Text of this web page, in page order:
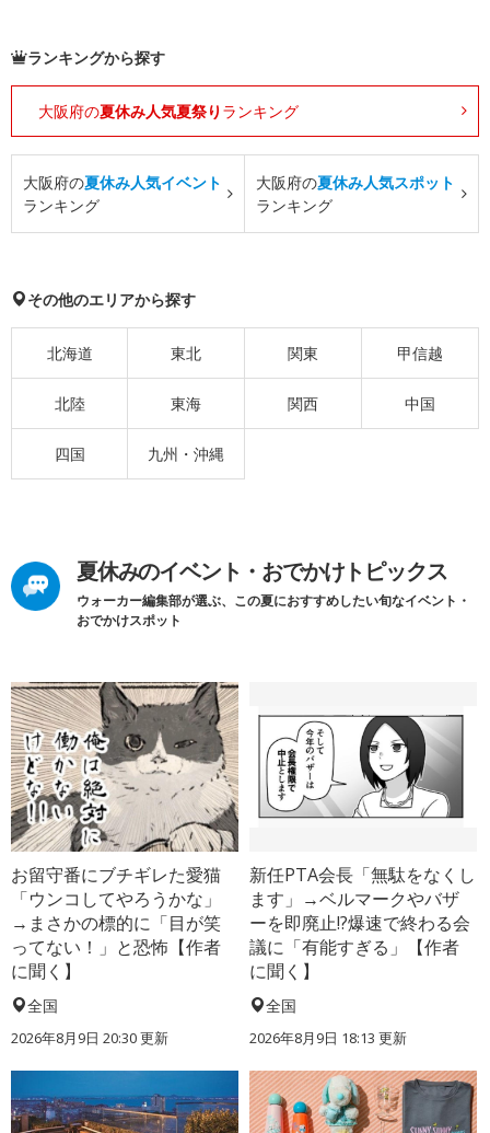
ランキングから探す
大阪府の夏休み人気夏祭り ランキング
大阪府の夏休み人気イベント
ランキング
大阪府の夏休み人気スポット
ランキング
その他のエリアから探す
北海道 東北 関東 甲信越
北陸 東海 関西 中国
四国 九州・沖縄
夏休みのイベント・おでかけトピックス
ウォーカー編集部が選ぶ、この夏におすすめしたい旬なイベント・
おでかけスポット
お留守番にブチギレた愛猫
「ウンコしてやろうかな」
→まさかの標的に「目が笑
ってない！」と恐怖【作者
に聞く】
全国
2026年8月9日 20:30更新
新任PTA会長「無駄をなくし
ます」→ベルマークやバザ
ーを即廃止!?爆速で終わる会
議に「有能すぎる」【作者
に聞く】
全国
2026年8月9日 18:13 更新